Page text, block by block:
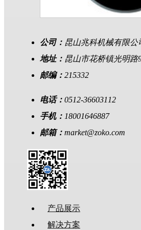
公司： 昆山兆科机械有限公
地址： 昆山市花桥镇光明路
邮编： 215332
电话： 0512-36603112
手机： 18001646887
邮箱： market@zoko.com
产品展示
解决方案